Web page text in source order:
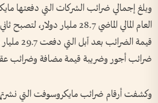
وبلغ إجمالي ضرائب الشركات التي دفعتها
العام المالي الماضي 28.7 مليار
قيمة
ضرائب أجور وضريبة قيمة مضافة وضرائب
وكشفت أرقام ضرائب مايكروسوفت التي